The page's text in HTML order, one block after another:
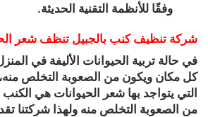
وفقًا للأنظمة التقنية الحديثة.
شركة تنظيف كنب بالجبيل تنظف شعر
في حالة تربية الحيوانات الأليفة في
كل مكان ويكون من الصعوبة التخلص منه،
التي يتواجد بها شعر الحيوانات هي
من الصعوبة التخلص منه ولهذا شركتنا